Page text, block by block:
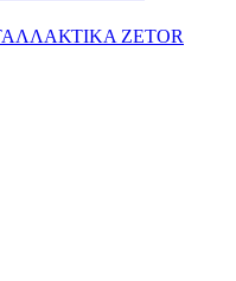
ZETOR